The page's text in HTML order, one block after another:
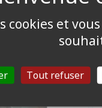
Halloween
60
cookies et
Tout refuser